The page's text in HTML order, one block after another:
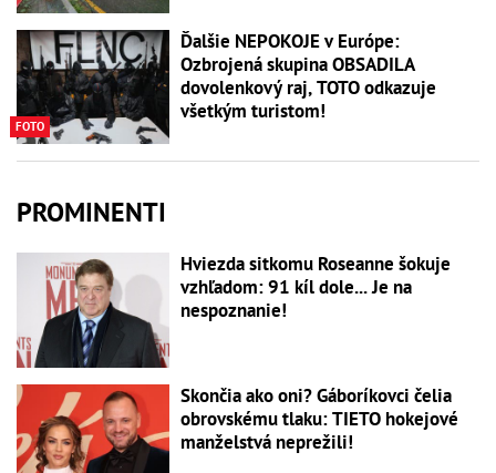
FOTO
Ďalšie NEPOKOJE v Európe:
Ozbrojená skupina OBSADILA
dovolenkový raj, TOTO odkazuje
všetkým turistom!
PROMINENTI
Hviezda sitkomu Roseanne šokuje
vzhľadom: 91 kíl dole... Je na
nespoznanie!
Skončia ako oni? Gáboríkovci čelia
obrovskému tlaku: TIETO hokejové
manželstvá neprežili!